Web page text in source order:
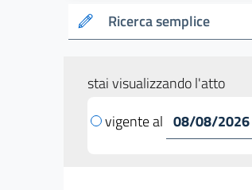
Ricerca semplice
stai visualizzando l'atto
vigente al